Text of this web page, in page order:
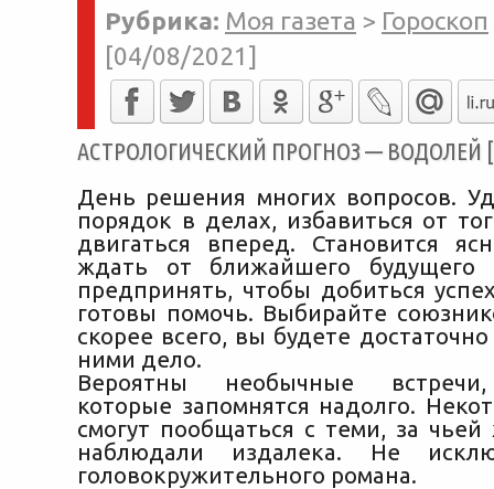
Рубрика: Моя газета > Гороскоп
[04/08/2021]
АСТРОЛОГИЧЕСКИЙ ПРОГНОЗ — ВОДОЛЕЙ
День решения многих вопросов.
порядок в делах, избавиться от
двигаться вперед. Становится
ждать от ближайшего
предпринять, чтобы добиться
готовы помочь. Выбирайте
скорее всего, вы будете
ними дело.
Вероятны необычные встречи,
которые запомнятся надолго.
смогут пообщаться с теми, за
наблюдали издалека. Не
головокружительного романа.